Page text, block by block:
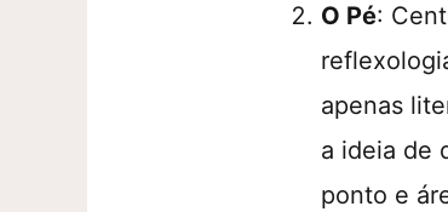
O Pé:
apenas
a ideia de
ponto e